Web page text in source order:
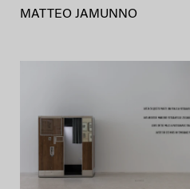
MATTEO JAMUNNO